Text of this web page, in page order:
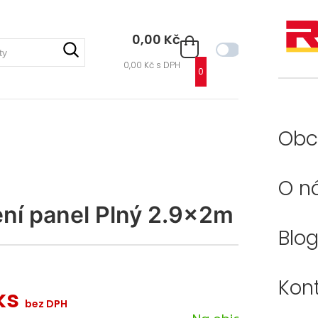
0,00 Kč
0,00 Kč s DPH
0
panel Plný 2.9x2m
bez DPH
O
Blog